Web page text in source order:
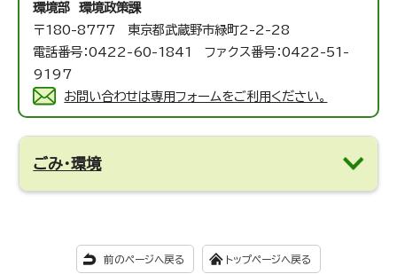
環境部 環境政策課
〒180-8777 東京都武蔵野市緑町2-2-28
電話番号：0422-60-1841 ファクス番号：0422-51-
9197
お問い合わせは専用フォームをご利用ください。
ごみ・環境
前のページへ戻る トップページへ戻る